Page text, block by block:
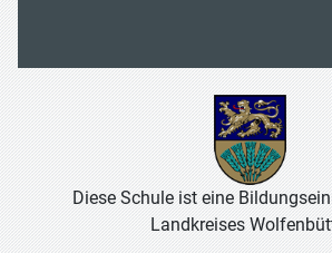
Diese Schule ist eine
Landkreises